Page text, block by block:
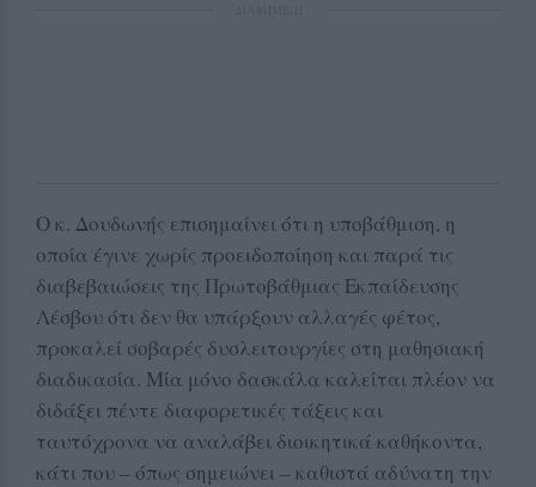
Ο κ. Δουδωνής επισημαίνει ότι η υποβάθμιση, η
οποία έγινε χωρίς προειδοποίηση και παρά τις
διαβεβαιώσεις της Πρωτοβάθμιας Εκπαίδευσης
Λέσβου ότι δεν θα υπάρξουν αλλαγές φέτος,
προκαλεί σοβαρές δυσλειτουργίες στη μαθησιακή
διαδικασία. Μία μόνο δασκάλα καλείται πλέον να
διδάξει πέντε διαφορετικές τάξεις και
ταυτόχρονα να αναλάβει διοικητικά καθήκοντα,
κάτι που – όπως σημειώνει – καθιστά αδύνατη την